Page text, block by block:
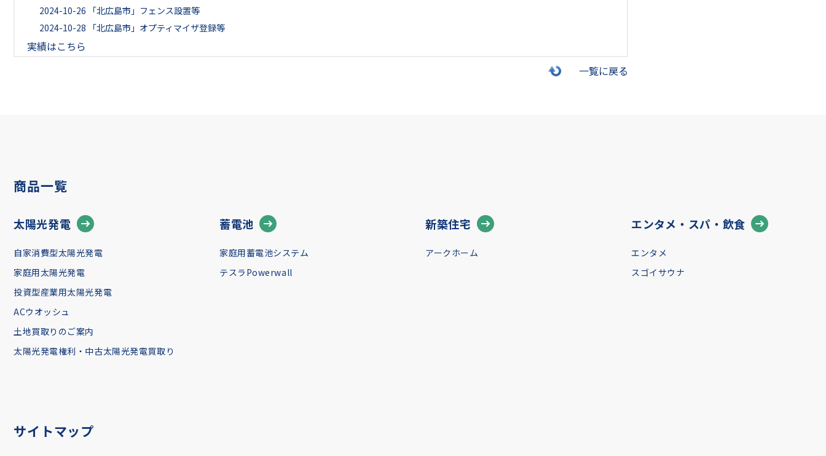
2024-10-26
「北広島市」フェンス設置等
2024-10-28
「北広島市」オプティマイザ登録等
実績はこちら
一覧に戻る
商品一覧
太陽光発電
自家消費型太陽光発電
家庭用太陽光発電
投資型産業用太陽光発電
ACウオッシュ
土地買取りのご案内
太陽光発電権利・中古太陽光発電買取り
蓄電池
家庭用蓄電池システム
テスラPowerwall
新築住宅
アークホーム
エンタメ・スパ・飲食
エンタメ
スゴイサウナ
サイトマップ